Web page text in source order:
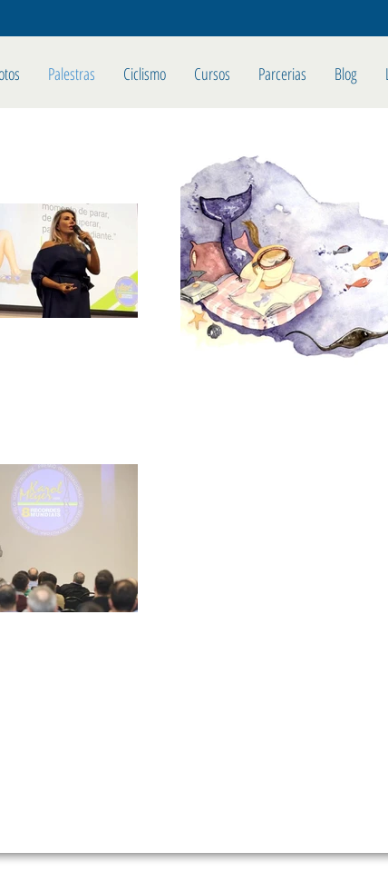
Palestras Ciclismo Cursos Parcerias Blog